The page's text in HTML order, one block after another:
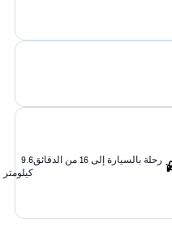
رحلة بالسيارة إلى 16 من الدقائق
9.6
كيلومتر